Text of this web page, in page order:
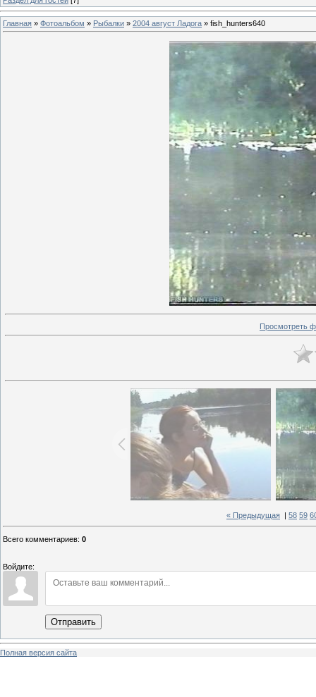
Главная » Фотоальбом » Рыбалки » 2004 август Ладога » fish_hunters640
Просмотреть
« Предыдущая 58 59
Всего комментариев: 0
Войдите:
Отправить
Полная версия сайта